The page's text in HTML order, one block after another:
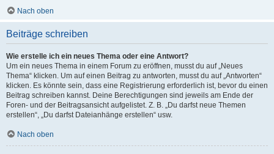
Nach oben
Beiträge schreiben
Wie erstelle ich ein neues Thema oder eine Antwort?
Um ein neues Thema in einem Forum zu eröffnen, musst du auf „Neues
Thema“ klicken. Um auf einen Beitrag zu antworten, musst du auf „Antworten“
klicken. Es könnte sein, dass eine Registrierung erforderlich ist, bevor du einen
Beitrag schreiben kannst. Deine Berechtigungen sind jeweils am Ende der
Foren- und der Beitragsansicht aufgelistet. Z. B. „Du darfst neue Themen
erstellen“, „Du darfst Dateianhänge erstellen“ usw.
Nach oben